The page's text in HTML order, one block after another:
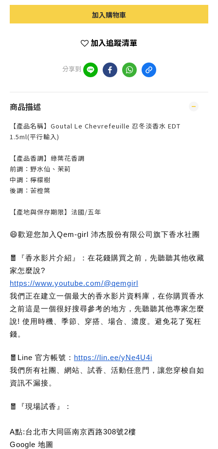
加入購物車
加入追蹤清單
分享到
商品描述
【產品名稱】Goutal Le Chevrefeuille 忍冬淡香水 EDT
1.5ml(平行輸入)
【產品香調】綠葉花香調
前調：野水仙、茉莉
中調：檸檬樹
後調：苦橙葉
【產地與保存期限】法國/五年
😄歡迎您加入Qem-girl 沛杰股份有限公司旗下香水社團
🧧『香水影片介紹』：在花錢購買之前，先聽聽其他收藏
家怎麼說?
https://www.youtube.com/@qemgirl
我們正在建立一個最大的香水影片資料庫，在你購買香水
之前這是一個很好搜尋參考的地方，先聽聽其他專家怎麼
說! 使用時機、季節、穿搭、場合、濃度。避免花了冤枉
錢。
🧧Line 官方帳號： https://lin.ee/yNe4U4i
我們所有社團、網站、試香、活動任意門，讓您穿梭自如
資訊不漏接。
🧧 『現場試香』：
A點:台北市大同區南京西路308號2樓
Google 地圖